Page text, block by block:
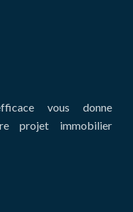
vous donne
projet immobilier